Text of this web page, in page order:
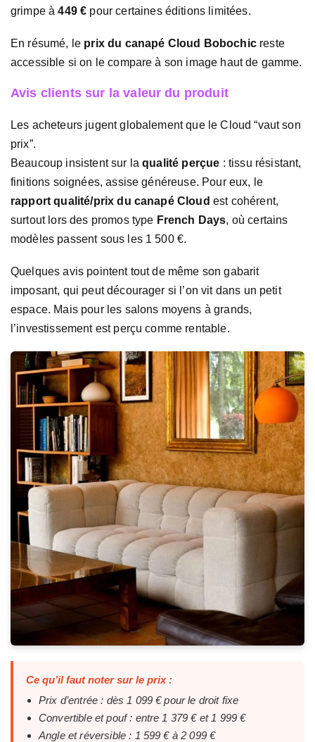
grimpe à449 € pour certaines éditions limitées.
En résumé, le prix du canapé Cloud Bobochicreste
accessible si on le compare à son image haut de gamme.
Avis clients sur la valeur du produit
Les acheteurs jugent globalement que le Cloud “vaut son
prix”.
Beaucoup insistent sur laqualité perçue : tissu résistant,
finitions soignées, assise généreuse. Pour eux, le
rapport qualité/prix du canapé Cloud est cohérent,
surtout lors des promos type French Days, où certains
modèles passent sous les 1 500 €.
Quelques avis pointent tout de même son gabarit
imposant, qui peut décourager si l’on vit dans un petit
espace. Mais pour les salons moyens à grands,
l’investissement est perçu comme rentable.
Ce qu’il faut noter sur le prix :
Prix d’entrée : dès 1 099 € pour le droit fixe
Convertible et pouf : entre 1 379 € et 1 999 €
Angle et réversible : 1 599 € à 2 099 €